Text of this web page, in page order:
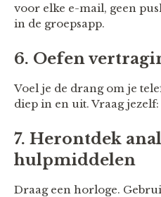
voor elke e-mail, geen
in de groepsapp.
6. Oefen
Voel je de drang om je
diep in en uit. Vraag jezelf:
7. Herontdek
hulpmiddelen
Draag een horloge.